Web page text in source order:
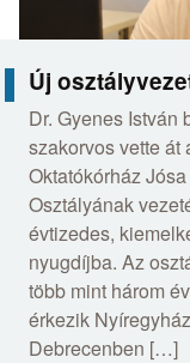
Új
Dr. Gyenes István
szakorvos vette át
Oktatókórház
Osztályának
évtizedes,
nyugdíjba. Az
több mint három
érkezik
Debrecenben […]